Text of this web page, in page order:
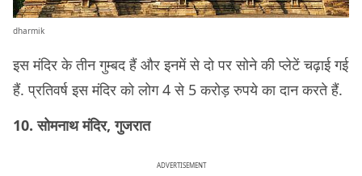
dharmik
इस मंदिर के तीन गुम्बद हैं और इनमें से दो पर सोने की प्लेटें चढ़ाई गई
हैं. प्रतिवर्ष इस मंदिर को लोग 4 से 5 करोड़ रुपये का दान करते हैं.
10. सोमनाथ मंदिर, गुजरात
ADVERTISEMENT